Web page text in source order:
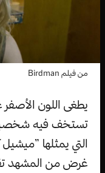
من فيلم Birdman
يطغى اللون
تستخف فيه
التي يمثلها
غرض من المشهد